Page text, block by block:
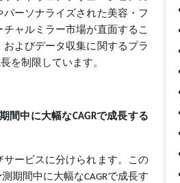
ーソナライズされた美容・フ
ャルミラー市場が直面するこ
よびデータ収集に関するプラ
を制限しています。
間中に大幅なCAGRで成長する
ービスに分けられます。この
期間中に大幅なCAGRで成長す